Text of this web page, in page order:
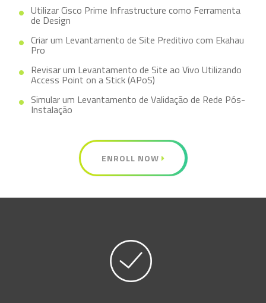
Utilizar Cisco Prime Infrastructure como Ferramenta
de Design
Criar um Levantamento de Site Preditivo com Ekahau
Pro
Revisar um Levantamento de Site ao Vivo Utilizando
Access Point on a Stick (APoS)
Simular um Levantamento de Validação de Rede Pós-
Instalação
ENROLL NOW